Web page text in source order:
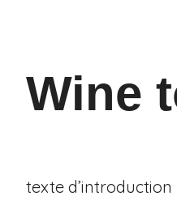
Wine
texte d’introduction